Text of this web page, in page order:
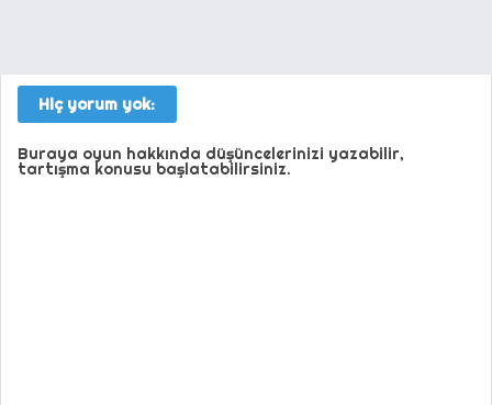
Hiç yorum yok:
Buraya oyun hakkında düşüncelerinizi yazabilir,
tartışma konusu başlatabilirsiniz.